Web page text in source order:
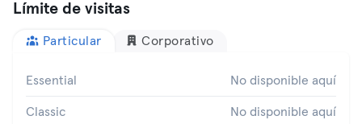
Límite de visitas
Particular Corporativo
Essential No disponible aquí
Classic No disponible aquí